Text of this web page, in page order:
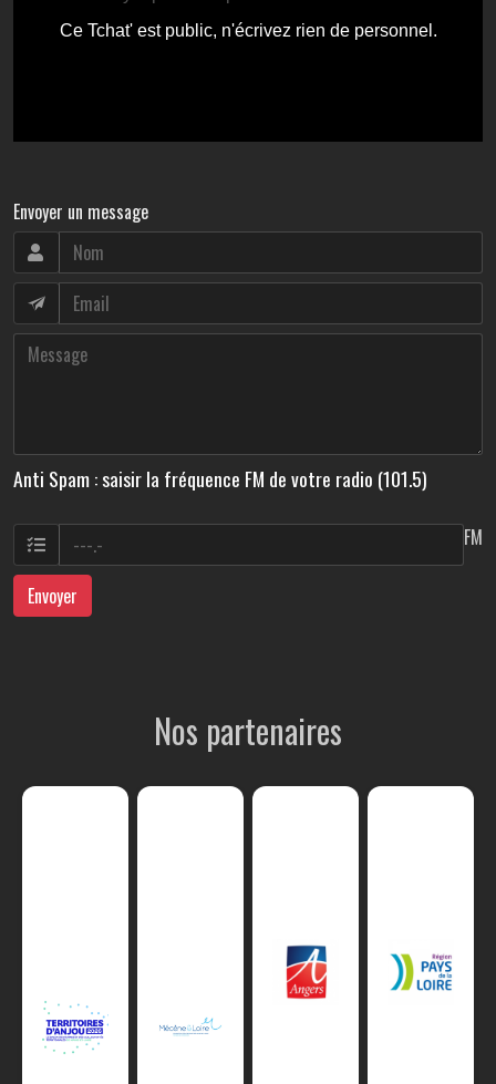
Envoyer un message
Anti Spam : saisir la fréquence FM de votre radio (101.5)
FM
Envoyer
Nos partenaires